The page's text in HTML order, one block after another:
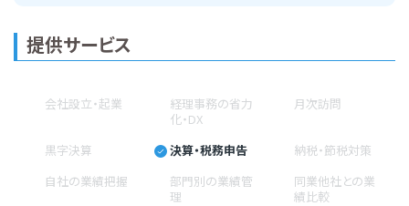
提供サービス
会社設立・起業
経理事務の省力
化・DX
月次訪問
黒字決算 決算・税務申告
納税・節税対策
自社の業績把握
部門別の業績管
理
同業他社との業
績比較